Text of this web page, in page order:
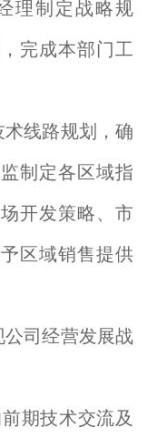
理制定战略规
完成本部门工
线路规划，确
制定各区域指
开发策略、市
区域销售提供
司经营发展战
期技术交流及